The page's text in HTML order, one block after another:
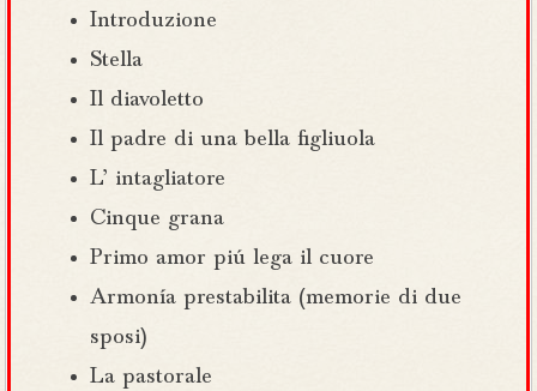
Introduzione
Stella
Il diavoletto
Il padre di una bella figliuola
L’ intagliatore
Cinque grana
Primo amor piú lega il cuore
Armonía prestabilita (memorie di due
sposi)
La pastorale